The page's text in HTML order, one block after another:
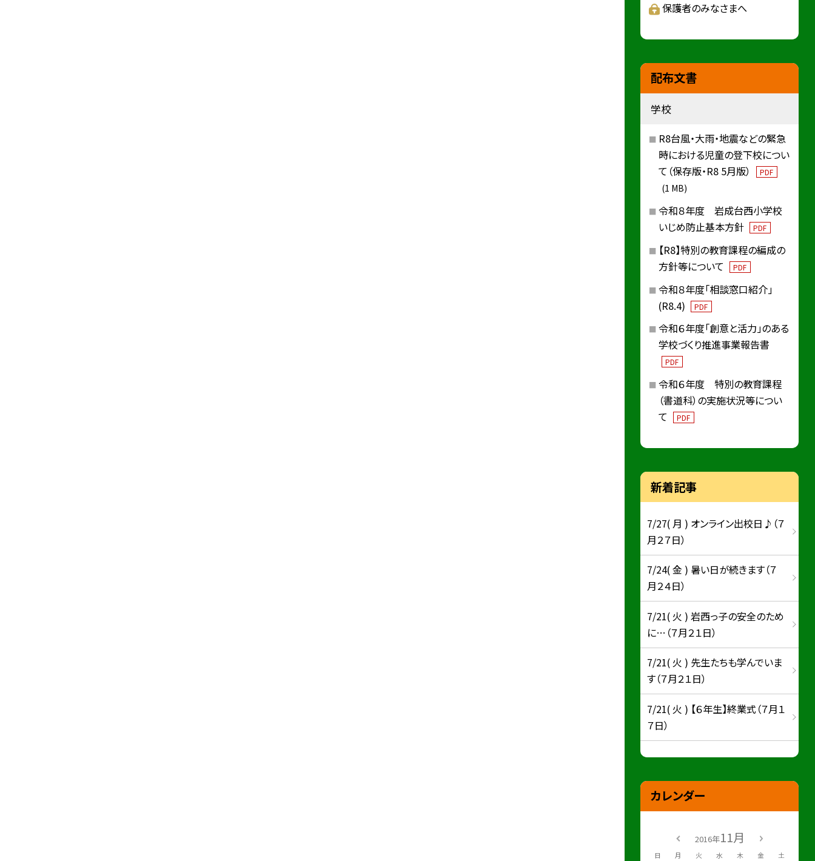
保護者のみなさまへ
配布文書
学校
R8台風・大雨・地震などの緊急
時における児童の登下校につい
て（保存版・R8 5月版）
PDF
(1 MB)
令和８年度 岩成台西小学校
いじめ防止基本方針
PDF
【R8】特別の教育課程の編成の
方針等について
PDF
令和８年度「相談窓口紹介」
(R8.4)
PDF
令和６年度「創意と活力」のある
学校づくり推進事業報告書
PDF
令和６年度 特別の教育課程
（書道科）の実施状況等につい
て
PDF
新着記事
7/27( 月 ) オンライン出校日♪（７
月２７日）
7/24( 金 ) 暑い日が続きます（７
月２４日）
7/21( 火 ) 岩西っ子の安全のため
に…（７月２１日）
7/21( 火 ) 先生たちも学んでいま
す（７月２１日）
7/21( 火 ) 【６年生】終業式（７月１
７日）
カレンダー
2016年11月
日 月 火 水 木 金 土